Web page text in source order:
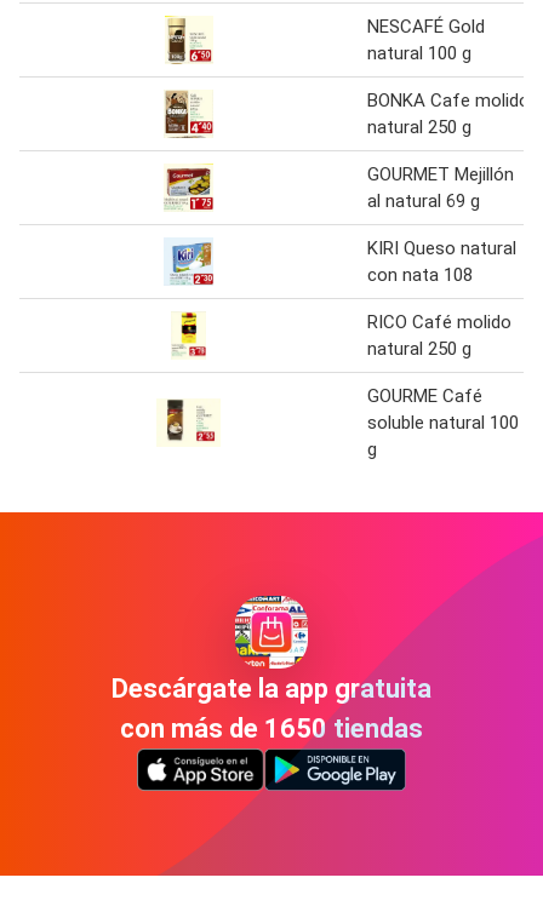
NESCAFÉ Gold
natural 100 g
BONKA Cafe molido
natural 250 g
GOURMET Mejillón
al natural 69 g
KIRI Queso natural
con nata 108
RICO Café molido
natural 250 g
GOURME Café
soluble natural 100
g
Descárgate la app gratuita
con más de 1650 tiendas